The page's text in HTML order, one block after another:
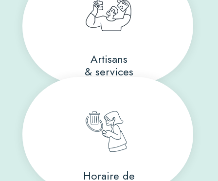
Artisans
& services
Horaire de